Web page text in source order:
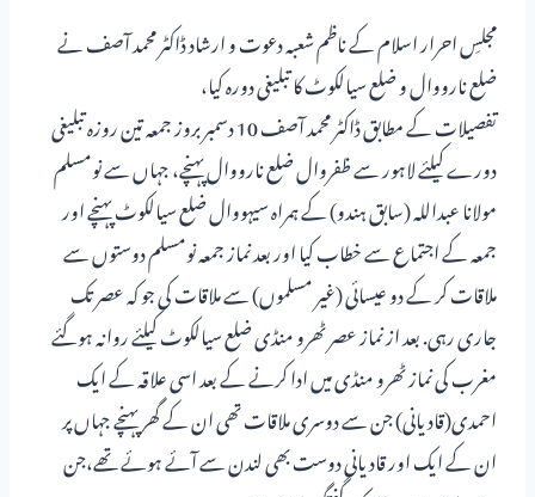
مجلسِ احرار اسلام کے ناظم شعبہ دعوت و ارشاد ڈاکٹر محمد آصف نے
ضلع نارووال و ضلع سیالکوٹ کا تبلیغی دورہ کیا،
تفصیلات کے مطابق ڈاکٹر محمد آصف 10 دسمبر بروز جمعہ تین روزہ تبلیغی
دورے کیلئے لاہور سے ظفروال ضلع نارووال پہنچے، جہاں سے نومسلم
مولانا عبداللہ (سابق ہندو) کے ہمراہ سیہووال ضلع سیالکوٹ پہنچے اور
جمعہ کے اجتماع سے خطاب کیا اور بعد نماز جمعہ نومسلم دوستوں سے
ملاقات کر کے دو عیسائی (غیر مسلموں) سے ملاقات کی جو کہ عصر تک
جاری رہی. بعد از نماز عصر ٹھرو منڈی ضلع سیالکوٹ کیلئے روانہ ہوگئے
مغرب کی نماز ٹھرو منڈی میں ادا کرنے کے بعد اسی علاقہ کے ایک
احمدی(قادیانی) جن سے دوسری ملاقات تھی ان کے گھر پہنچے جہاں پر
ان کے ایک اور قادیانی دوست بھی لندن سے آئے ہوئے تھے،جن